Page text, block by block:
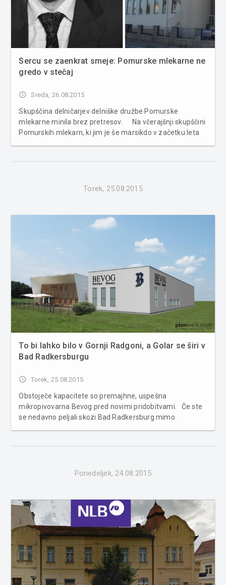
Sercu se zaenkrat smeje: Pomurske mlekarne ne
gredo v stečaj
access_time Sreda, 26.08.2015
Skupščina delničarjev delniške družbe Pomurske
mlekarne minila brez pretresov. Na včerajšnji skupščini
Pomurskih mlekarn, ki jim je še marsikdo v začetku leta
Torek, 25.08.2015
To bi lahko bilo v Gornji Radgoni, a Golar se širi v
Bad Radkersburgu
access_time Torek, 25.08.2015
Obstoječe kapacitete so premajhne, uspešna
mikropivovarna Bevog pred novimi pridobitvami. Če ste
se nedavno peljali skozi Bad Radkersburg mimo
Ponedeljek, 24.08.2015